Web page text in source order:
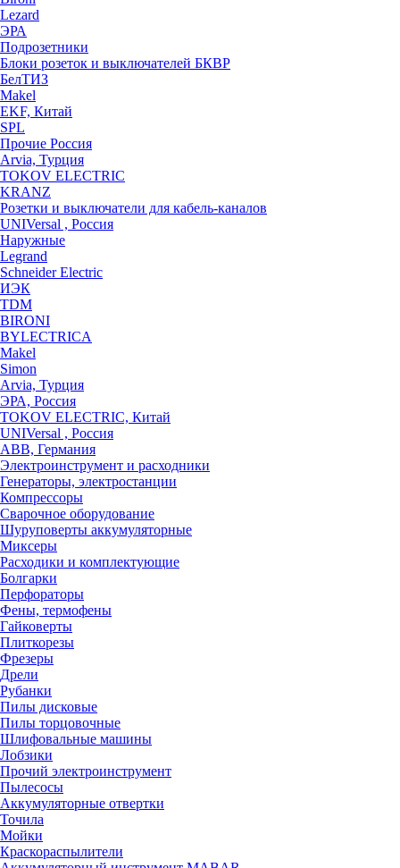
Lezard
ЭРА
Подрозетники
Блоки розеток и выключателей БКВР
БелТИЗ
Makel
EKF, Китай
SPL
Прочие Россия
Arvia, Турция
TOKOV ELECTRIC
KRANZ
Розетки и выключатели для кабель-каналов
UNIVersal , Россия
Наружные
Legrand
Schneider Electric
ИЭК
TDM
BIRONI
BYLECTRICA
Makel
Simon
Arvia, Турция
ЭРА, Россия
TOKOV ELECTRIC, Китай
UNIVersal , Россия
ABB, Германия
Электроинструмент и расходники
Генераторы, электростанции
Компрессоры
Сварочное оборудование
Шуруповерты аккумуляторные
Миксеры
Расходики и комплектующие
Болгарки
Перфораторы
Фены, термофены
Гайковерты
Плиткорезы
Фрезеры
Дрели
Рубанки
Пилы дисковые
Пилы торцовочные
Шлифовальные машины
Лобзики
Прочий электроинструмент
Пылесосы
Аккумуляторные отвертки
Точила
Мойки
Краскораспылители